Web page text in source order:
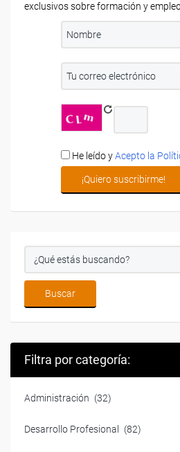
exclusivos sobre formación y
He leído yAcepto la
Filtra por categoría:
Administración (32)
Desarrollo Profesional (82)